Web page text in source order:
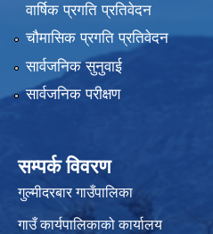
वार्षिक प्रगति प्रतिवेदन
चौमासिक प्रगति प्रतिवेदन
सार्वजनिक सुनुवाई
सार्वजनिक परीक्षण
सम्पर्क विवरण
गुल्मीदरबार गाउँपालिका
गाउँ कार्यपालिकाको कार्यालय